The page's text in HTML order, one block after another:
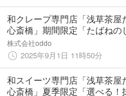
和クレープ専門店「浅草茶屋
心斎橋」期間限定「たばねの
じ茶と栗～」が9月1日より提
株式会社oddo
2025年9月1日 11時50分
和スイーツ専門店「浅草茶屋
心斎橋」夏季限定「選べる！